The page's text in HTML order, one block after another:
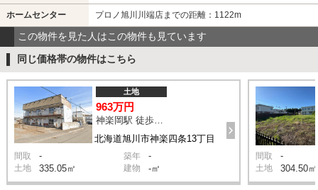
ホームセンター プロノ旭川川端店までの距離：1122m
この物件を見た人はこの物件も見ています
同じ価格帯の物件はこちら
北海道旭川市神楽四条13丁目
土地
963万円
神楽岡駅 徒歩8分
間取 - 築年 -
土地 335.05㎡ 建物 -㎡
間取 -
土地 304.50㎡